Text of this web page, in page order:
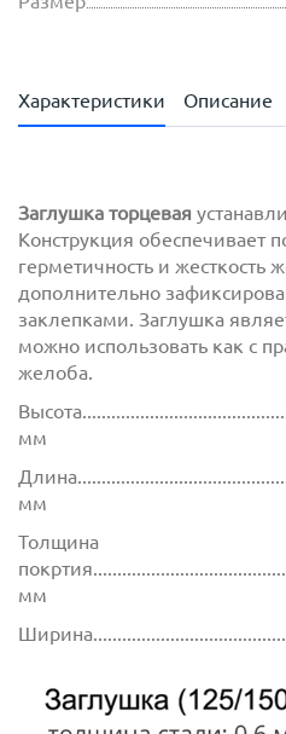
Характеристики Описание
Заглушка торцевая
Конструкция обеспечивает
герметичность и жесткость
дополнительно
заклепками. Заглушка
можно использовать как с
желоба.
мм
мм
Толщина
мм